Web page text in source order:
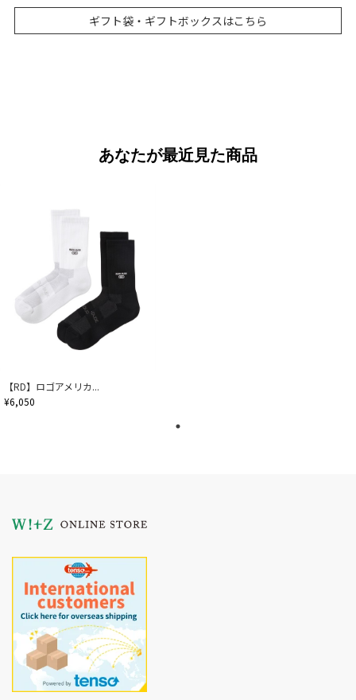
ギフト袋・ギフトボックスはこちら
あなたが最近見た商品
【RD】ロゴアメリカ...
¥6,050